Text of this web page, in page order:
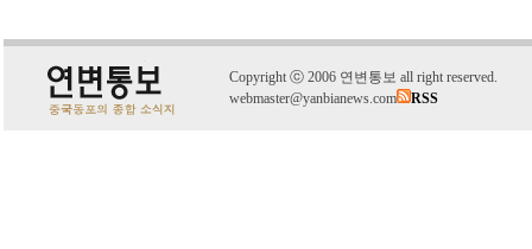
Copyright ⓒ 2006 연변통보 all right reserved.
webmaster@yanbianews.com
RSS